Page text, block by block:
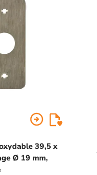
arrow_circle_right
39,5 x
Ø 19 mm,